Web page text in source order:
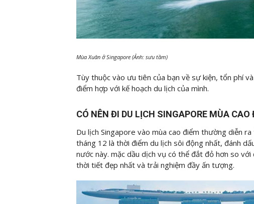
Mùa Xuân ở Singapore (Ảnh: sưu tầm)
Tùy thuộc vào ưu tiên của bạn về sự kiện, tổn phí
điểm hợp với kế hoạch du lịch của mình.
CÓ NÊN ĐI DU LỊCH SINGAPORE MÙA
Du lịch Singapore vào mùa cao điểm thường diễn
tháng 12 là thời điểm du lịch sôi động nhất, đánh
nước này. mặc dầu dịch vụ có thể đắt đỏ hơn so
thời tiết đẹp nhất và trải nghiệm đầy ấn tượng.